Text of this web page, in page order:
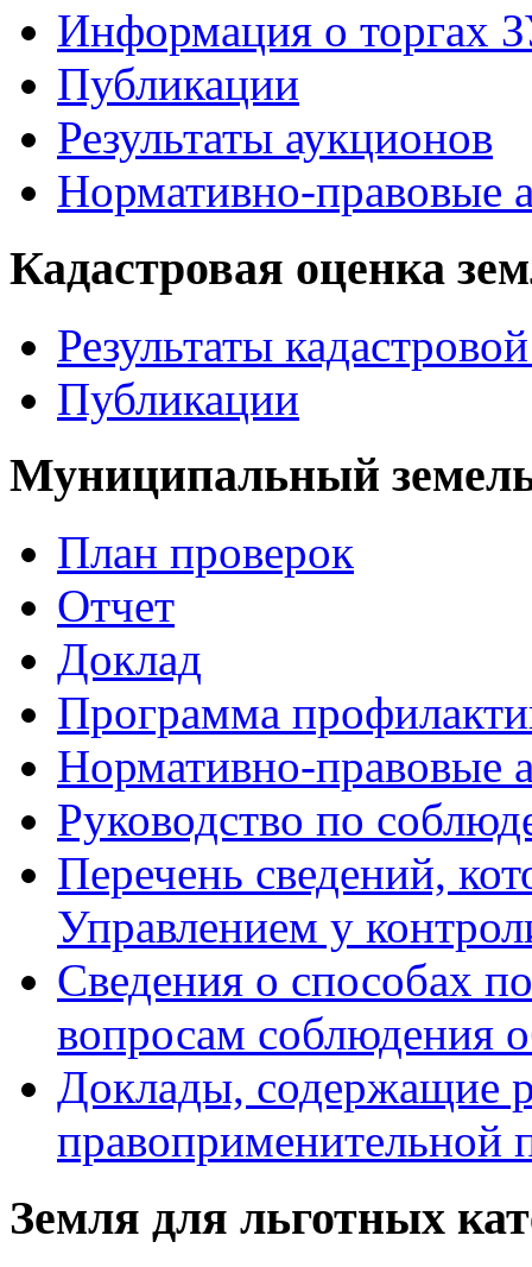
Информация о торгах
Публикации
Результаты аукционов
Нормативно-правовые
Кадастровая оценка
Результаты
Публикации
Муниципальный
План проверок
Отчет
Доклад
Программа
Нормативно-правовые
Руководство по
Перечень сведений,
Управлением у
Сведения о способах
вопросам соблюдения
Доклады, содержащие
правоприменительной
Земля для льготных